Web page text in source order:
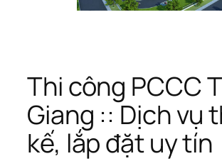
Thi công PCCC
Giang :: Dịch vụ
kế, lắp đặt uy tín